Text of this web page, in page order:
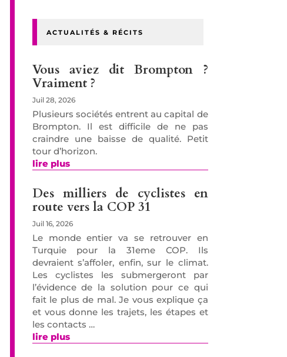
ACTUALITÉS & RÉCITS
Vous aviez dit Brompton ?
Vraiment ?
Juil 28, 2026
Plusieurs sociétés entrent au capital de
Brompton. Il est difficile de ne pas
craindre une baisse de qualité. Petit
tour d’horizon.
lire plus
Des milliers de cyclistes en
route vers la COP 31
Juil 16, 2026
Le monde entier va se retrouver en
Turquie pour la 31eme COP. Ils
devraient s’affoler, enfin, sur le climat.
Les cyclistes les submergeront par
l’évidence de la solution pour ce qui
fait le plus de mal. Je vous explique ça
et vous donne les trajets, les étapes et
les contacts …
lire plus